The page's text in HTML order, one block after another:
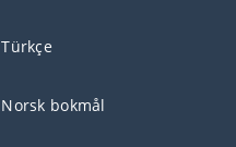
Türkçe
Norsk bokmål